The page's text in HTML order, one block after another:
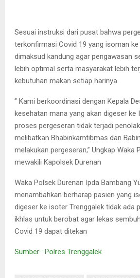
Sesuai instruksi dari pusat bahwa
terkonfirmasi Covid 19 yang isoman
dimaksud kandung agar pengawasan
lebih optimal serta masyarakat lebih
kebutuhan makan setiap harinya
” Kami berkoordinasi dengan Kepala
kesehatan mana yang akan digeser ke
proses pergeseran tidak terjadi
melibatkan Bhabinkamtibmas dan
melakukan pergeseran,” Ungkap Waka
mewakili Kapolsek Durenan
Waka Polsek Durenan Ipda Bambang
menambahkan berharap pasien yang
digeser ke isoter Trenggalek tidak ada
ikhlas untuk berobat agar lekas
Covid 19 dapat ditekan
Sumber : Polres Trenggalek